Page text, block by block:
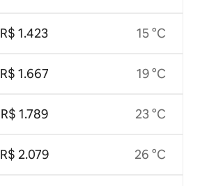
R$ 1.423
R$ 1.667
R$ 1.789
R$ 2.079
15 °C
19 °C
23 °C
26 °C